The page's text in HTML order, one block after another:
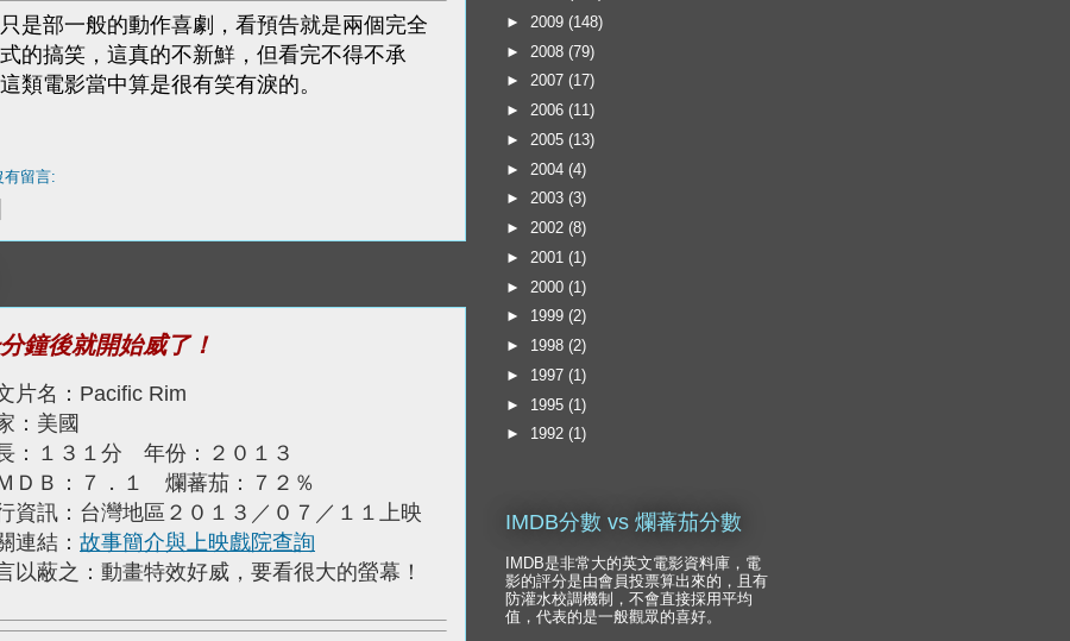
是部一般的動作喜劇，看預告就是兩個完全
的搞笑，這真的不新鮮，但看完不得不承
類電影當中算是很有笑有淚的。
有留言:
鐘後就開始威了！
片名：Pacific Rim
：美國
：１３１分 年份：２０１３
ＤＢ：７．１ 爛蕃茄：７２％
資訊：台灣地區２０１３／０７／１１上映
連結： 故事簡介與上映戲院查詢
以蔽之：動畫特效好威，要看很大的螢幕！
► 2009 (148)
► 2008 (79)
► 2007 (17)
► 2006 (11)
► 2005 (13)
► 2004 (4)
► 2003 (3)
► 2002 (8)
► 2001 (1)
► 2000 (1)
► 1999 (2)
► 1998 (2)
► 1997 (1)
► 1995 (1)
► 1992 (1)
IMDB分數 vs 爛蕃茄分數
IMDB是非常大的英文電影資料庫，電
影的評分是由會員投票算出來的，且有
防灌水校調機制，不會直接採用平均
值，代表的是一般觀眾的喜好。